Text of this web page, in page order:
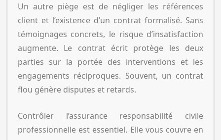
Un autre piège est de négliger les références
client et l’existence d’un contrat formalisé. Sans
témoignages concrets, le risque d’insatisfaction
augmente. Le contrat écrit protège les deux
parties sur la portée des interventions et les
engagements réciproques. Souvent, un contrat
flou génère disputes et retards.
Contrôler l’assurance responsabilité civile
professionnelle est essentiel. Elle vous couvre en